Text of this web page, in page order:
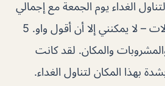
الغداء يوم الجمعة مع إجمالي
24 شخصًا على 4 طاولات – لا يمكنني إلا أن أقول واو. 5
والمكان. لقد كانت
بهذا المكان لتناول الغداء.